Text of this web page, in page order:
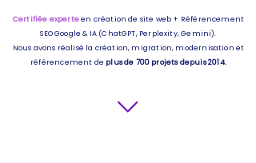
Certifiée experteen création de site web + Référencement
SEO Google & IA (ChatGPT, Perplexity, Gemini).
Nous avons réalisé la création, migration, modernisation et
référencement de plus de 700 projets depuis 2014.